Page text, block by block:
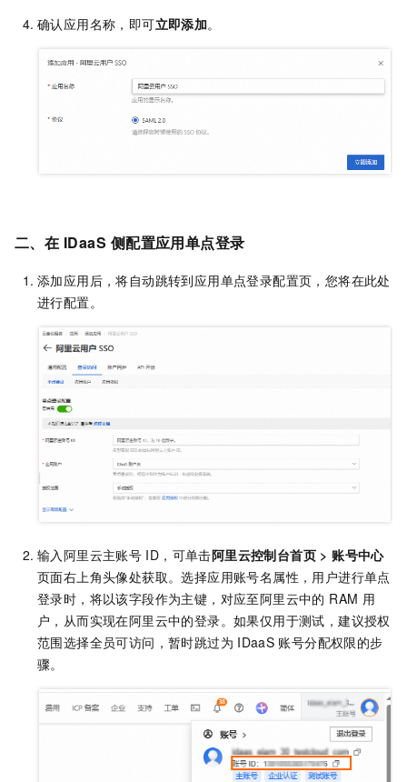
确认应用名称，即可立即添加。
二、在 IDaaS 侧配置应用单点登录
添加应用后，将自动跳转到应用单点登录配置页，您将在此处
进行配置。
输入阿里云主账号 ID，可单击阿里云控制台首页 > 账号中心
页面右上角头像处获取。选择应用账号名属性，用户进行单点
登录时，将以该字段作为主键，对应至阿里云中的 RAM 用
户，从而实现在阿里云中的登录。如果仅用于测试，建议授权
范围选择全员可访问，暂时跳过为 IDaaS 账号分配权限的步
骤。